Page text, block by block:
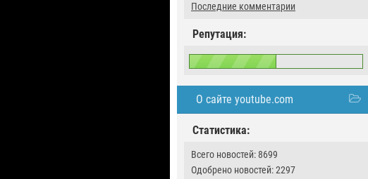
Последние комментарии
Репутация:
О сайте youtube.com
Статистика:
Всего новостей: 8699
Одобрено новостей: 2297